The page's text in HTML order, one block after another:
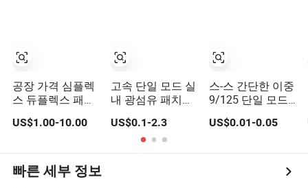
공장 가격 심플렉
스 듀플렉스 패치
Sm Om1 Om2
광섬유
US$1.00-10.00
LAN WAN 통신 네
트워크
고속 단일 모드 실
내 광섬유 패치코
US$0.1-2.3
스-스 간단한 이중
9/125 단일 모드
2.0/3.0mm, 피그
섬유 패치 코드
US$0.01-0.05
빠른 세부 정보